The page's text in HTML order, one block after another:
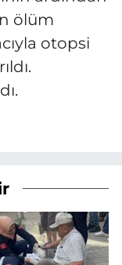
ölüm
otopsi